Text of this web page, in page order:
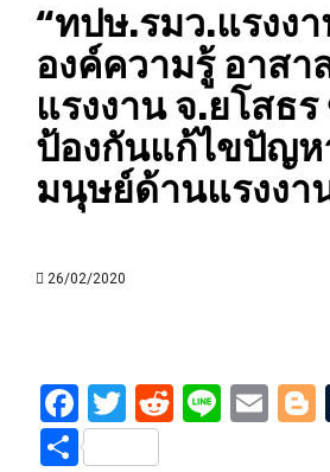
“ทปษ.รมว.แรงงา
องค์ความรู้ อาสา
แรงงาน จ.ยโสธ
ป้องกันแก้ไขปัญห
มนุษย์ด้านแรงงา
26/02/2020
Facebook
Twitter
Reddit
Line
Share